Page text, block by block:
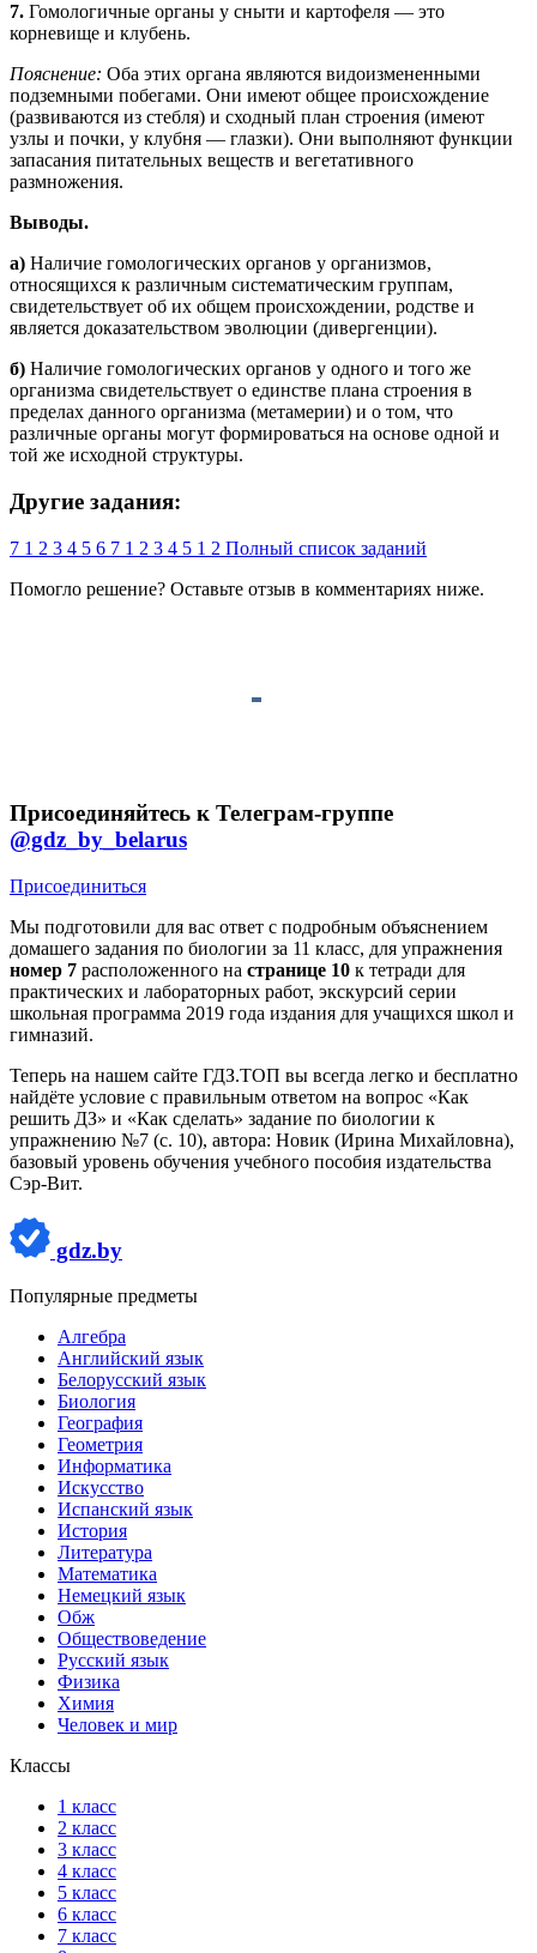
7. Гомологичные органы у сныти и картофеля — это
корневище и клубень.
Пояснение: Оба этих органа являются видоизмененными
подземными побегами. Они имеют общее происхождение
(развиваются из стебля) и сходный план строения (имеют
узлы и почки, у клубня — глазки). Они выполняют функции
запасания питательных веществ и вегетативного
размножения.
Выводы.
а) Наличие гомологических органов у организмов,
относящихся к различным систематическим группам,
свидетельствует об их общем происхождении, родстве и
является доказательством эволюции (дивергенции).
б) Наличие гомологических органов у одного и того же
организма свидетельствует о единстве плана строения в
пределах данного организма (метамерии) и о том, что
различные органы могут формироваться на основе одной и
той же исходной структуры.
Другие задания:
7 1 2 3 4 5 6 7 1 2 3 4 5 1 2 Полный список заданий
Помогло решение? Оставьте отзыв в комментариях ниже.
Присоединяйтесь к Телеграм-группе
@gdz_by_belarus
Присоединиться
Мы подготовили для вас ответ c подробным объяснением
домашего задания по биологии за 11 класс, для упражнения
номер 7 расположенного на странице 10 к тетради для
практических и лабораторных работ, экскурсий серии
школьная программа 2019 года издания для учащихся школ и
гимназий.
Теперь на нашем сайте ГДЗ.ТОП вы всегда легко и бесплатно
найдёте условие с правильным ответом на вопрос «Как
решить ДЗ» и «Как сделать» задание по биологии к
упражнению №7 (с. 10), автора: Новик (Ирина Михайловна),
базовый уровень обучения учебного пособия издательства
Сэр-Вит.
gdz.by
Популярные предметы
Алгебра
Английский язык
Белорусский язык
Биология
География
Геометрия
Информатика
Искусство
Испанский язык
История
Литература
Математика
Немецкий язык
Обж
Обществоведение
Русский язык
Физика
Химия
Человек и мир
Классы
1 класс
2 класс
3 класс
4 класс
5 класс
6 класс
7 класс